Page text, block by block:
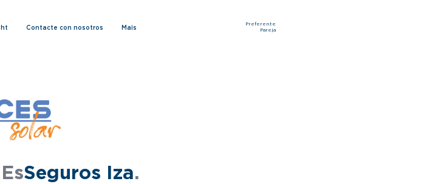
Contacte con nosotros Mais
Preferente
Pareja
EsSeguros Iza.